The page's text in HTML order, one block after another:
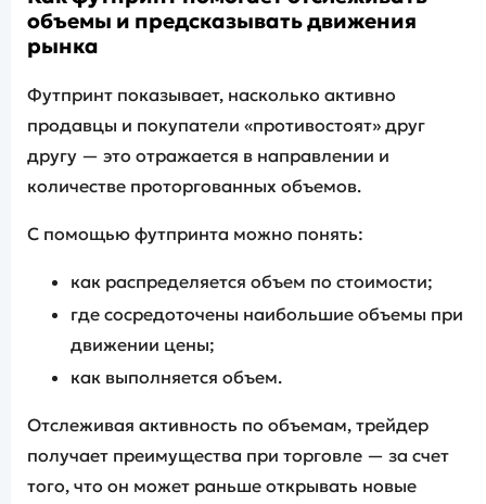
объемы и предсказывать движения
рынка
Футпринт показывает, насколько активно
продавцы и покупатели «противостоят» друг
другу — это отражается в направлении и
количестве проторгованных объемов.
С помощью футпринта можно понять:
как распределяется объем по стоимости;
где сосредоточены наибольшие объемы при
движении цены;
как выполняется объем.
Отслеживая активность по объемам, трейдер
получает преимущества при торговле — за счет
того, что он может раньше открывать новые